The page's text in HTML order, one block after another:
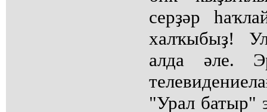
серҙәр
халҡыбыҙ!
алда әле.
"Урал батыр"